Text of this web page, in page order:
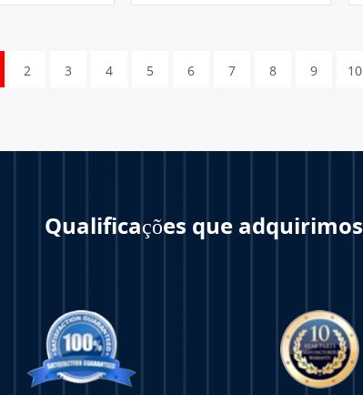
2 3 4 5 6 7 8 9 10
Qualificações que adquirimos